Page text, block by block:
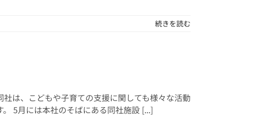
続きを読む
は、こどもや子育ての支援に関しても様々な活動
5月には本社のそばにある同社施設 [...]